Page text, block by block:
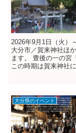
2026年9月1日（火
大分市／賀来神社ほ
ます。 豊後の一の宮
この時期は賀来神社
大分県のイベント